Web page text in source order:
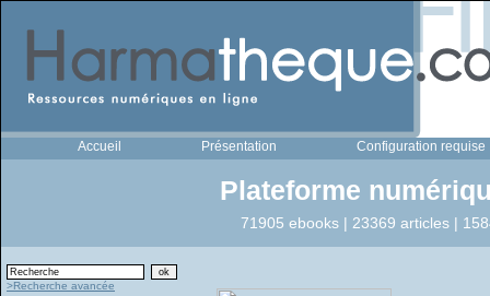
Accueil Présentation Configuration requise
Plateforme
71905 ebooks | 23369 articles |
>Recherche avancée